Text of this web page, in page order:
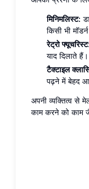
मिनिमलिस्ट:
किसी भी
रेट्रो
याद दिलाते हैं।
टैक्टाइल
पढ़ने में बेहद
अपनी व्यक्तित्व से
काम करने को काम